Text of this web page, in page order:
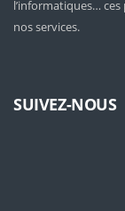
l’informatiques…
nos services.
SUIVEZ-NOUS